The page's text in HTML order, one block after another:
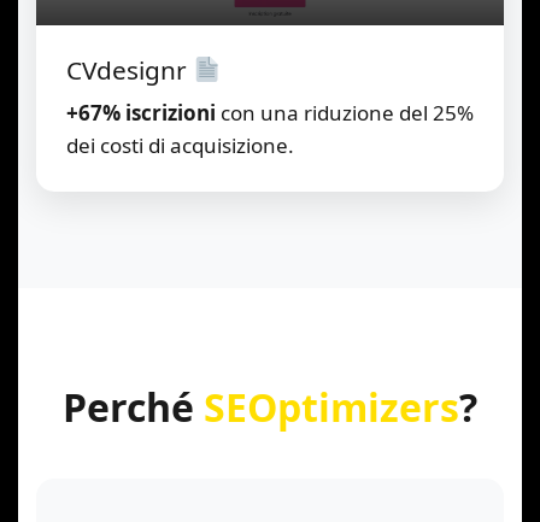
CVdesignr
+67% iscrizioni con una riduzione del 25%
dei costi di acquisizione.
Perché SEOptimizers?